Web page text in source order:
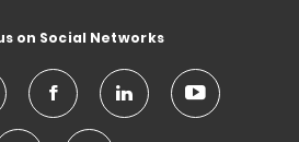
on Social Networks